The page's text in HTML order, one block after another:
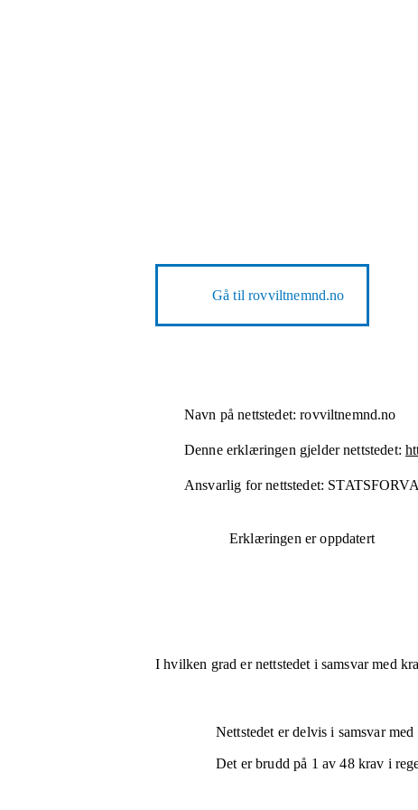
Gå tilrovviltnemnd.no
Navn på nettstedet: rovviltnemnd.no
Denne erklæringen gjelder nettstedet:
Ansvarlig for nettstedet:
Erklæringen er oppdatert
I hvilken grad er nettstedet i samsvar med
Nettstedet erdelvis i samsvarmed
Det er brudd på 1 av48krav i